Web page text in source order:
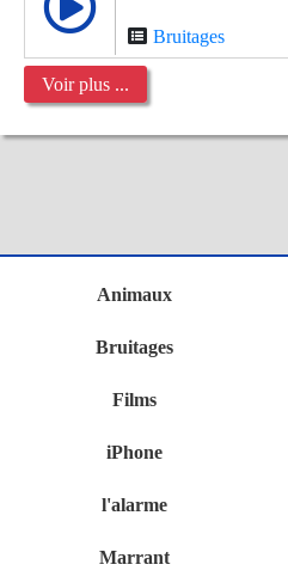
Bruitages
Voir plus ...
Animaux
Bruitages
Films
iPhone
l'alarme
Marrant